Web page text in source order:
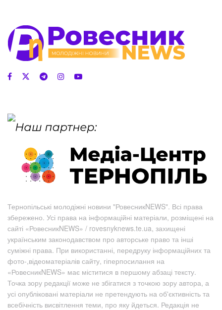
Тернопільські молодіжні новини "РовесникNEWS". Всі права
збережено. Усі права на інформаційні матеріали, розміщені на
сайті «РовесникNEWS» / rovesnyknews.te.ua, захищені
українським законодавством про авторське право та інші
суміжні права. При використанні, передруку інформаційних та
фото-,відеоматеріалів сайту, гіперпосилання на
«РовесникNEWS» має міститися в першому абзаці тексту.
Точка зору редакції може не збігатися з точкою зору автора, а
усі опубліковані матеріали не претендують на об'єктивність та
всебічність висвітлення теми, про яку йдеться. Редакція не